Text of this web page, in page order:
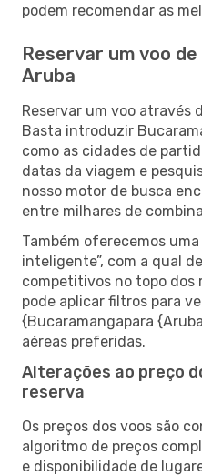
podem recomendar as
Reservar um voo
Aruba
Reservar um voo através
Basta introduzir
como as cidades de
datas da viagem e
nosso motor de busca
entre milhares de
Também oferecemos uma
inteligente”, com a qual
competitivos no topo dos
pode aplicar filtros para
{Bucaramangapara
aéreas preferidas.
Alterações ao preço
reserva
Os preços dos voos são
algoritmo de preços
e disponibilidade de